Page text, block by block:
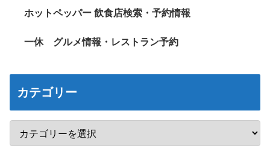
ホットペッパー 飲食店検索・予約情報
一休 グルメ情報・レストラン予約
カテゴリー